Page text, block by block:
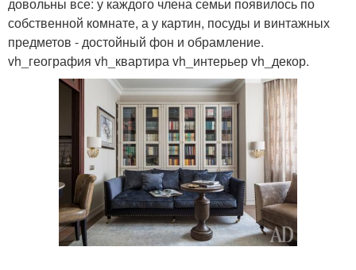
довольны все: у каждого члена семьи появилось по
собственной комнате, а у картин, посуды и винтажных
предметов - достойный фон и обрамление.
vh_география vh_квартира vh_интерьер vh_декор.